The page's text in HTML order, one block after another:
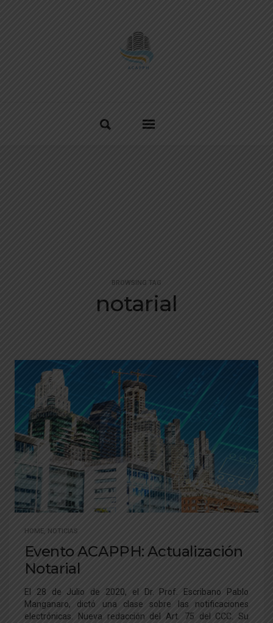
BROWSING TAG
notarial
HOME, NOTICIAS
Evento ACAPPH: Actualización
Notarial
El 28 de Julio de 2020, el Dr. Prof. Escribano Pablo
Manganaro, dictó una clase sobre las notificaciones
electrónicas. Nueva redacción del Art. 75 del CCC. Su